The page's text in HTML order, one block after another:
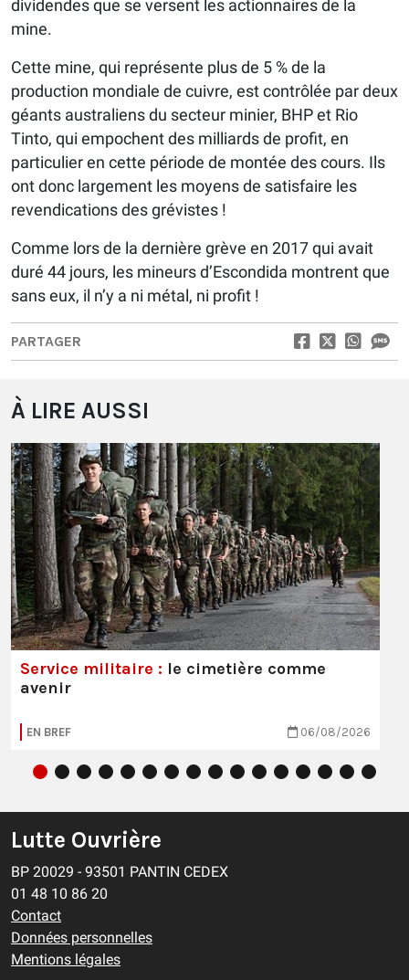
dividendes que se versent les actionnaires de la
mine.
Cette mine, qui représente plus de 5 % de la
production mondiale de cuivre, est contrôlée par deux
géants australiens du secteur minier, BHP et Rio
Tinto, qui empochent des milliards de profit, en
particulier en cette période de montée des cours. Ils
ont donc largement les moyens de satisfaire les
revendications des grévistes !
Comme lors de la dernière grève en 2017 qui avait
duré 44 jours, les mineurs d’Escondida montrent que
sans eux, il n’y a ni métal, ni profit !
PARTAGER
À LIRE AUSSI
Service militaire : le cimetière comme
avenir
EN BREF 06/08/2026
Lutte Ouvrière
BP 20029 - 93501 PANTIN CEDEX
01 48 10 86 20
Contact
Données personnelles
Mentions légales